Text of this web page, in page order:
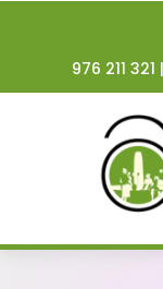
976 211 321 |